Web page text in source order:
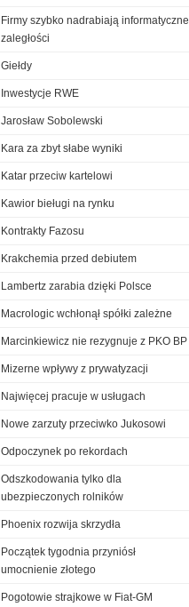
Firmy szybko nadrabiają informatyczne
zaległości
Giełdy
Inwestycje RWE
Jarosław Sobolewski
Kara za zbyt słabe wyniki
Katar przeciw kartelowi
Kawior bieługi na rynku
Kontrakty Fazosu
Krakchemia przed debiutem
Lambertz zarabia dzięki Polsce
Macrologic wchłonął spółki zależne
Marcinkiewicz nie rezygnuje z PKO BP
Mizerne wpływy z prywatyzacji
Najwięcej pracuje w usługach
Nowe zarzuty przeciwko Jukosowi
Odpoczynek po rekordach
Odszkodowania tylko dla
ubezpieczonych rolników
Phoenix rozwija skrzydła
Początek tygodnia przyniósł
umocnienie złotego
Pogotowie strajkowe w Fiat-GM